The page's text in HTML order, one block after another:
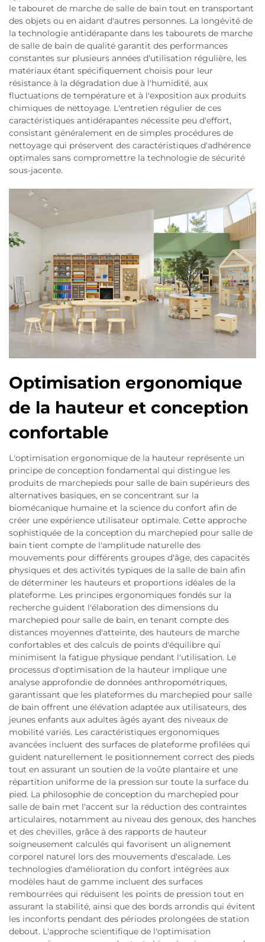
le tabouret de marche de salle de bain tout en transportant
des objets ou en aidant d'autres personnes. La longévité de
la technologie antidérapante dans les tabourets de marche
de salle de bain de qualité garantit des performances
constantes sur plusieurs années d'utilisation régulière, les
matériaux étant spécifiquement choisis pour leur
résistance à la dégradation due à l'humidité, aux
fluctuations de température et à l'exposition aux produits
chimiques de nettoyage. L'entretien régulier de ces
caractéristiques antidérapantes nécessite peu d'effort,
consistant généralement en de simples procédures de
nettoyage qui préservent des caractéristiques d'adhérence
optimales sans compromettre la technologie de sécurité
sous-jacente.
Optimisation ergonomique
de la hauteur et conception
confortable
L'optimisation ergonomique de la hauteur représente un
principe de conception fondamental qui distingue les
produits de marchepieds pour salle de bain supérieurs des
alternatives basiques, en se concentrant sur la
biomécanique humaine et la science du confort afin de
créer une expérience utilisateur optimale. Cette approche
sophistiquée de la conception du marchepied pour salle de
bain tient compte de l'amplitude naturelle des
mouvements pour différents groupes d'âge, des capacités
physiques et des activités typiques de la salle de bain afin
de déterminer les hauteurs et proportions idéales de la
plateforme. Les principes ergonomiques fondés sur la
recherche guident l'élaboration des dimensions du
marchepied pour salle de bain, en tenant compte des
distances moyennes d'atteinte, des hauteurs de marche
confortables et des calculs de points d'équilibre qui
minimisent la fatigue physique pendant l'utilisation. Le
processus d'optimisation de la hauteur implique une
analyse approfondie de données anthropométriques,
garantissant que les plateformes du marchepied pour salle
de bain offrent une élévation adaptée aux utilisateurs, des
jeunes enfants aux adultes âgés ayant des niveaux de
mobilité variés. Les caractéristiques ergonomiques
avancées incluent des surfaces de plateforme profilées qui
guident naturellement le positionnement correct des pieds
tout en assurant un soutien de la voûte plantaire et une
répartition uniforme de la pression sur toute la surface du
pied. La philosophie de conception du marchepied pour
salle de bain met l'accent sur la réduction des contraintes
articulaires, notamment au niveau des genoux, des hanches
et des chevilles, grâce à des rapports de hauteur
soigneusement calculés qui favorisent un alignement
corporel naturel lors des mouvements d'escalade. Les
technologies d'amélioration du confort intégrées aux
modèles haut de gamme incluent des surfaces
rembourrées qui réduisent les points de pression tout en
assurant la stabilité, ainsi que des bords arrondis qui évitent
les inconforts pendant des périodes prolongées de station
debout. L'approche scientifique de l'optimisation